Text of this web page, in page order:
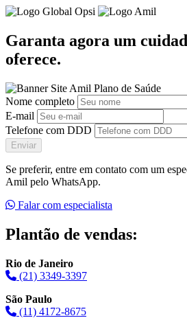
Garanta agora um
oferece.
Nome completo
E-mail
Telefone com DDD
Enviar
Se preferir, entre em contato com um
Amil pelo WhatsApp.
Falar com especialista
Plantão de vendas:
Rio de Janeiro
(21) 3349-3397
São Paulo
(11) 4172-8675